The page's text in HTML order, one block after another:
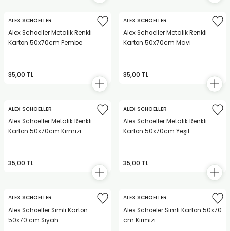
ALEX SCHOELLER
Alex Schoeller Metalik Renkli
Karton 50x70cm Pembe
35,00 TL
ALEX SCHOELLER
Alex Schoeller Metalik Renkli
Karton 50x70cm Mavi
35,00 TL
ALEX SCHOELLER
Alex Schoeller Metalik Renkli
Karton 50x70cm Kırmızı
35,00 TL
ALEX SCHOELLER
Alex Schoeller Metalik Renkli
Karton 50x70cm Yeşil
35,00 TL
ALEX SCHOELLER
Alex Schoeller Simli Karton
50x70 cm Siyah
ALEX SCHOELLER
Alex Schoeler Simli Karton 50x70
cm Kırmızı